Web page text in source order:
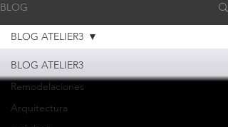
BLOG
BLOG ATELIER3
Remodelaciones
Arquitectura
BLOG ATELIER3